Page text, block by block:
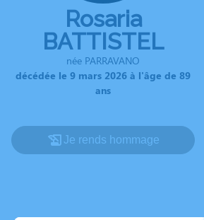
Rosaria
BATTISTEL
née PARRAVANO
décédée le 9 mars 2026 à l'âge de 89
ans
Je rends hommage